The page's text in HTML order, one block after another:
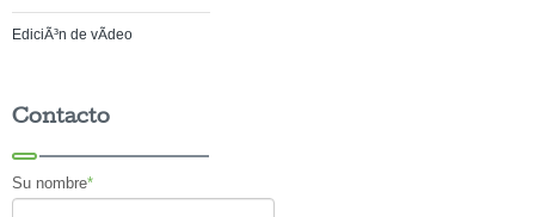
EdiciÃ³n de vÃ­deo
Contacto
Su nombre*